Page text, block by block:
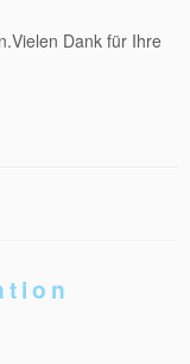
Dank für Ihre